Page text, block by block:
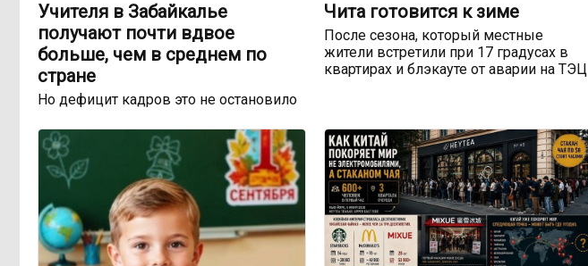
Учителя в Забайкалье
получают почти вдвое
больше, чем в среднем по
стране
Но дефицит кадров это не остановило
Чита готовится к зиме
После сезона, который местные
жители встретили при 17 градусах в
квартирах и блэкауте от аварии на ТЭЦ